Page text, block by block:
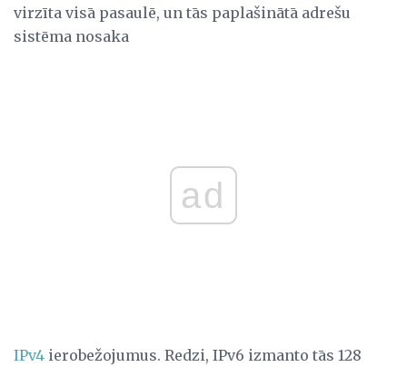
virzīta visā pasaulē, un tās paplašinātā adrešu
sistēma nosaka
ad
IPv4 ierobežojumus. Redzi, IPv6 izmanto tās 128